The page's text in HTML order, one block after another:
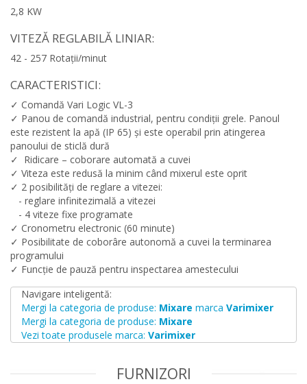
2,8 KW
VITEZĂ REGLABILĂ LINIAR:
42 - 257 Rotații/minut
CARACTERISTICI:
✓ Comandă Vari Logic VL-3
✓ Panou de comandă industrial, pentru condiții grele. Panoul
este rezistent la apă (IP 65) și este operabil prin atingerea
panoului de sticlă dură
✓ Ridicare – coborare automată a cuvei
✓ Viteza este redusă la minim când mixerul este oprit
✓ 2 posibilități de reglare a vitezei:
- reglare infinitezimală a vitezei
- 4 viteze fixe programate
✓ Cronometru electronic (60 minute)
✓ Posibilitate de coborâre autonomă a cuvei la terminarea
programului
✓ Funcție de pauză pentru inspectarea amestecului
Navigare inteligentă:
Mergi la categoria de produse: Mixare marca Varimixer
Mergi la categoria de produse: Mixare
Vezi toate produsele marca: Varimixer
FURNIZORI